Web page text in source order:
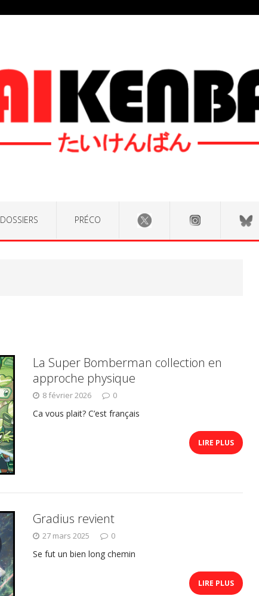
DOSSIERS PRÉCO
La Super Bomberman collection en
approche physique
8 février 2026 0
Ca vous plait? C’est français
LIRE PLUS
Gradius revient
27 mars 2025 0
Se fut un bien long chemin
LIRE PLUS